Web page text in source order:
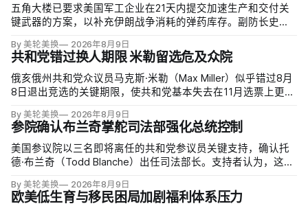
五角大楼已要求美国军工企业在21天内提交加速生产和交付关
键武器的方案，以补充伊朗战争消耗的弹药库存。副防长史蒂
可接受，必须立即扩大产能；
By 美轮美换 2026年8月9日
共和党错过换人期限 米勒留选危及众院
俄亥俄州共和党众议员马克斯·米勒（Max Miller）似乎错过8月
8日退出竞选的关键期限，使共和党基本失去在11月选票上更换
Moreno）指控家暴并予以否认，众院道德委员会同时调查他是
否涉及家庭暴力、虐待或非法用药。
By 美轮美换 2026年8月9日
参院确认布兰奇掌舵司法部强化总统控制
美国参议院以三名即将离任的共和党参议员关键支持，确认托
德·布兰奇（Todd Blanche）出任司法部长。支持者认为，这位
冲动；
By 美轮美换 2026年8月9日
欧美低生育与移民困局加剧福利体系压力